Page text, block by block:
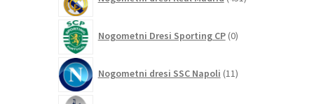
izdelkov
Nogometni Dresi Sporting CP 0izdelkov
Nogometni dresi SSC Napoli 11izdelkov